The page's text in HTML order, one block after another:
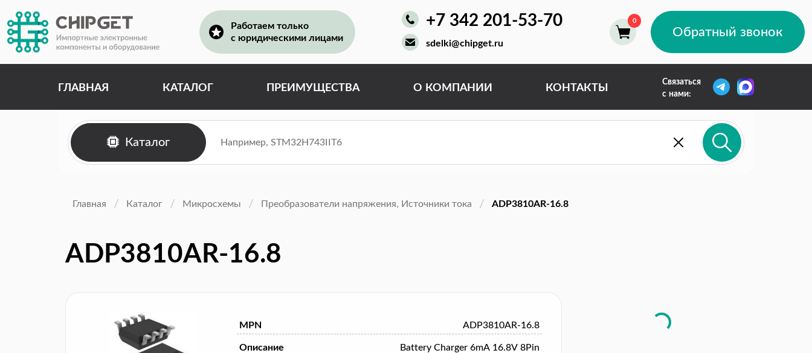
Работаем только
с юридическими лицами
+7 342 201-53-70
sdelki@chipget.ru
Обратный звонок
ГЛАВНАЯ КАТАЛОГ ПРЕИМУЩЕСТВА О КОМПАНИИ КОНТАКТЫ
Связаться
с нами:
Каталог
Главная Каталог Микросхемы Преобразователи напряжения, Источники тока ADP3810AR-16.8
ADP3810AR-16.8
MPN ADP3810AR-16.8
Описание
Battery Charger 6mA 16.8V 8Pin